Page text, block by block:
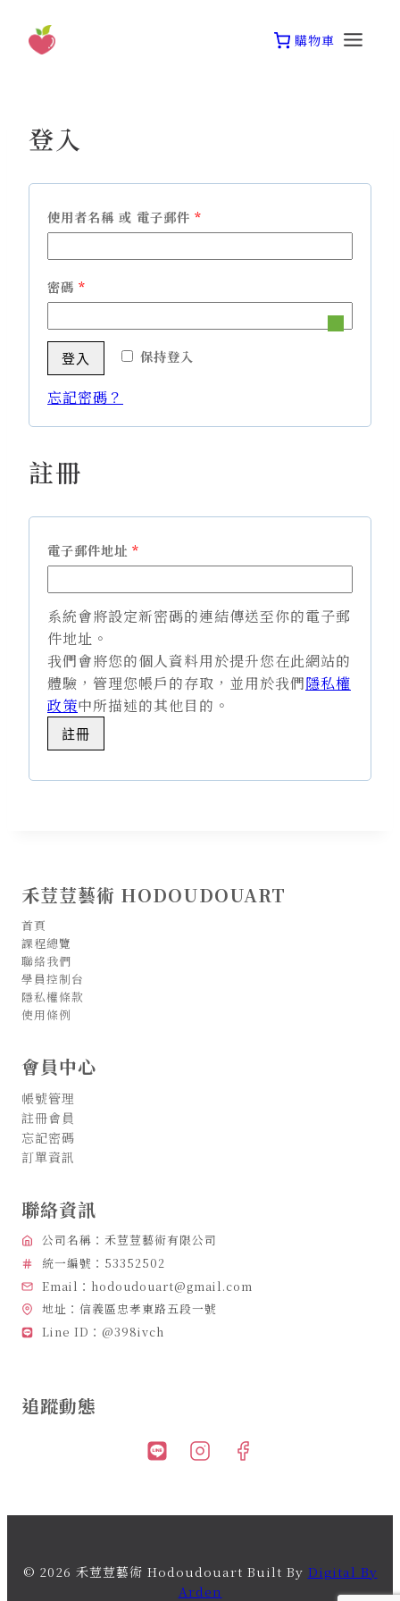
購物車
登入
使用者名稱 或 電子郵件 *
密碼 *
保持登入
登入
忘記密碼？
註冊
電子郵件地址 *
系統會將設定新密碼的連結傳送至你的電子郵
件地址。
我們會將您的個人資料用於提升您在此網站的
體驗，管理您帳戶的存取，並用於我們隱私權
政策中所描述的其他目的。
註冊
禾荳荳藝術 HODOUDOUART
首頁
課程總覽
聯絡我們
學員控制台
隱私權條款
使用條例
會員中心
帳號管理
註冊會員
忘記密碼
訂單資訊
聯絡資訊
公司名稱：禾荳荳藝術有限公司
統一編號：53352502
Email：hodoudouart@gmail.com
地址：信義區忠孝東路五段一號
Line ID：@398ivch
追蹤動態
© 2026 禾荳荳藝術 Hodoudouart Built By Digital By
Arden